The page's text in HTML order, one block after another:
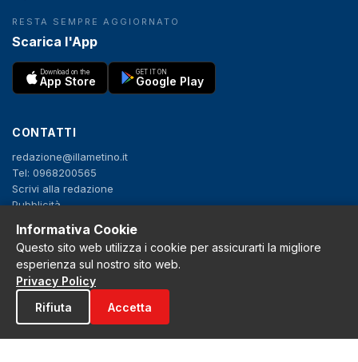
RESTA SEMPRE AGGIORNATO
Scarica l'App
Download on the
App Store
GET IT ON
Google Play
CONTATTI
redazione@illametino.it
Tel: 0968200565
Scrivi alla redazione
Pubblicità
SEGUICI
f X IG
Privacy Policy
Informativa Cookie
Questo sito web utilizza i cookie per assicurarti la migliore
esperienza sul nostro sito web.
Privacy Policy
Rifiuta
Accetta